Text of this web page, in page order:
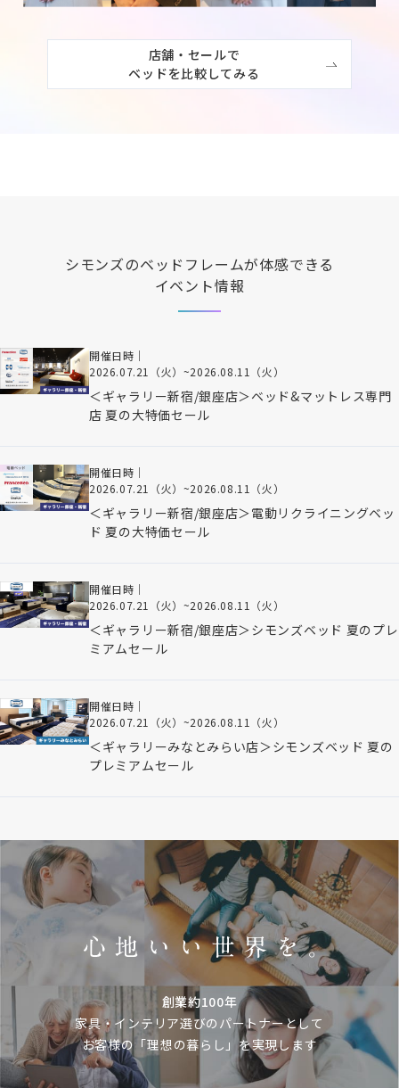
店舗・セールで
ベッドを比較してみる
シモンズのベッドフレームが体感できる
イベント情報
開催日時｜
2026.07.21（火） ~2026.08.11（火）
＜ギャラリー新宿/銀座店＞ベッド&マットレス専門
店 夏の大特価セール
開催日時｜
2026.07.21（火） ~2026.08.11（火）
＜ギャラリー新宿/銀座店＞電動リクライニングベッ
ド 夏の大特価セール
開催日時｜
2026.07.21（火） ~2026.08.11（火）
＜ギャラリー新宿/銀座店＞シモンズベッド 夏のプレ
ミアムセール
開催日時｜
2026.07.21（火） ~2026.08.11（火）
＜ギャラリーみなとみらい店＞シモンズベッド 夏の
プレミアムセール
創業約100年
家具・インテリア選びのパートナーとして
お客様の「理想の暮らし」を実現します